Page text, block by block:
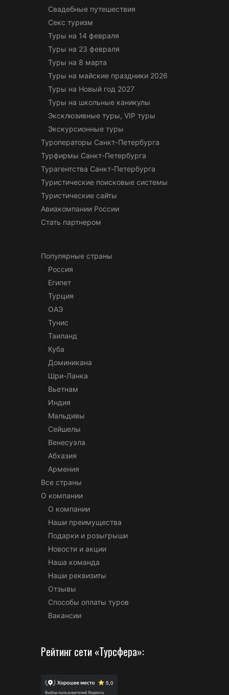
Свадебные путешествия
Секс туризм
Туры на 14 февраля
Туры на 23 февраля
Туры на 8 марта
Туры на майские праздники 2026
Туры на Новый год 2027
Туры на школьные каникулы
Эксклюзивные туры, VIP туры
Экскурсионные туры
Туроператоры Санкт-Петербурга
Турфирмы Санкт-Петербурга
Турагентства Санкт-Петербурга
Туристические поисковые системы
Туристические сайты
Авиакомпании России
Стать партнером
Популярные страны
Россия
Египет
Турция
ОАЭ
Тунис
Таиланд
Куба
Доминикана
Шри-Ланка
Вьетнам
Индия
Мальдивы
Сейшелы
Венесуэла
Абхазия
Армения
Все страны
О компании
О компании
Наши преимущества
Подарки и розыгрыши
Новости и акции
Наша команда
Наши реквизиты
Отзывы
Способы оплаты туров
Вакансии
Рейтинг сети «Турсфера»: